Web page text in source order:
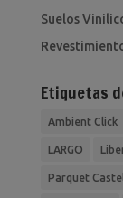
Suelos
Etiquetas
Ambient Click
LARGO
Parquet